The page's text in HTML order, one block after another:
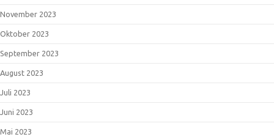
November 2023
Oktober 2023
September 2023
August 2023
Juli 2023
Juni 2023
Mai 2023